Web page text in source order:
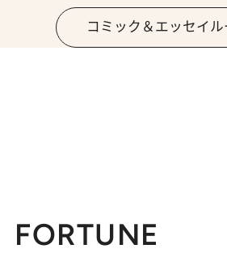
コミック＆エッセイル
FORTUNE